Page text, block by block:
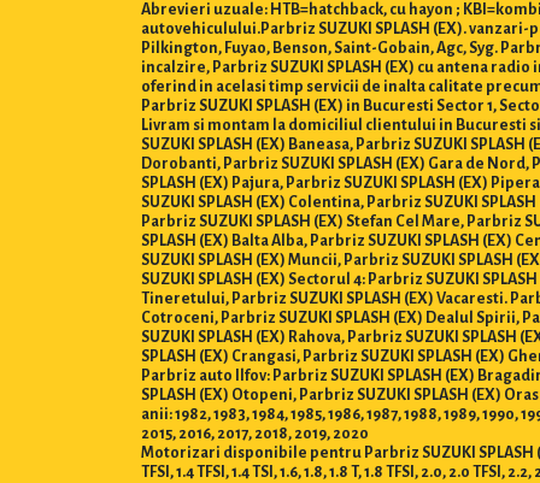
Abrevieri uzuale: HTB=hatchback, cu hayon ;
autovehiculului.Parbriz SUZUKI SPLASH (EX).
Pilkington, Fuyao, Benson, Saint-Gobain, Agc, Syg.
incalzire, Parbriz SUZUKI SPLASH (EX) cu antena
oferind in acelasi timp servicii de inalta calitate
Parbriz SUZUKI SPLASH (EX) in Bucuresti Sector 1,
Livram si montam la domiciliul clientului in Bucuresti si
SUZUKI SPLASH (EX) Baneasa, Parbriz SUZUKI
Dorobanti, Parbriz SUZUKI SPLASH (EX) Gara de Nord,
SPLASH (EX) Pajura, Parbriz SUZUKI SPLASH (EX)
SUZUKI SPLASH (EX) Colentina, Parbriz SUZUKI
Parbriz SUZUKI SPLASH (EX) Stefan Cel Mare, Parbriz
SPLASH (EX) Balta Alba, Parbriz SUZUKI SPLASH (EX)
SUZUKI SPLASH (EX) Muncii, Parbriz SUZUKI SPLASH
SUZUKI SPLASH (EX) Sectorul 4: Parbriz SUZUKI
Tineretului, Parbriz SUZUKI SPLASH (EX) Vacaresti.
Cotroceni, Parbriz SUZUKI SPLASH (EX) Dealul Spirii,
SUZUKI SPLASH (EX) Rahova, Parbriz SUZUKI
SPLASH (EX) Crangasi, Parbriz SUZUKI SPLASH (EX)
Parbriz auto Ilfov: Parbriz SUZUKI SPLASH (EX)
SPLASH (EX) Otopeni, Parbriz SUZUKI SPLASH (EX)
anii: 1982, 1983, 1984, 1985, 1986, 1987, 1988, 1989, 1990,
2015, 2016, 2017, 2018, 2019, 2020
Motorizari disponibile pentru Parbriz SUZUKI SPLASH (EX) :
TFSI, 1.4 TFSI, 1.4 TSI, 1.6, 1.8, 1.8 T, 1.8 TFSI, 2.0, 2.0 TFSI,